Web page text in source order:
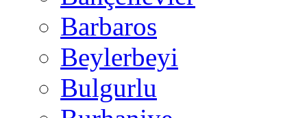
Barbaros
Beylerbeyi
Bulgurlu